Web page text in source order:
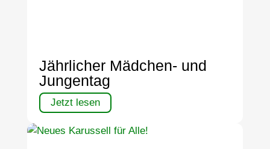
Jährlicher Mädchen- und
Jungentag
Jetzt lesen